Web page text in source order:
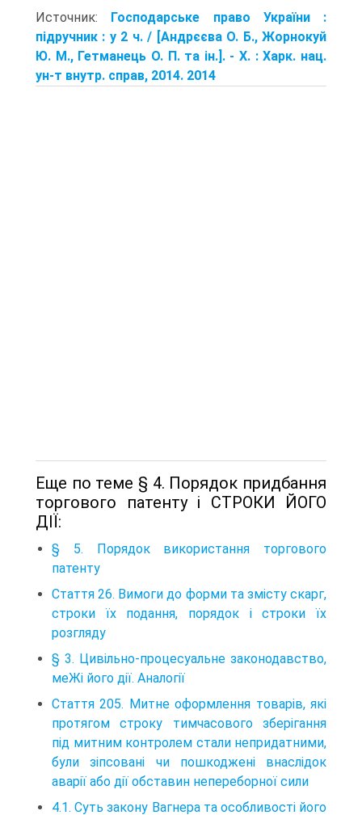
Источник: Господарське право України :
підручник : у 2 ч. / [Андрєєва О. Б., Жорнокуй
Ю. М., Гетманець О. П. та ін.]. - Х. : Харк. нац.
ун-т внутр. справ, 2014. 2014
Еще по теме § 4. Порядок придбання
торгового патенту і СТРОКИ ЙОГО
ДІЇ:
§ 5. Порядок використання торгового
патенту
Стаття 26. Вимоги до форми та змісту скарг,
строки їх подання, порядок і строки їх
розгляду
§ 3. Цивільно-процесуальне законодавство,
меЖі його дії. Аналогії
Стаття 205. Митне оформлення товарів, які
протягом строку тимчасового зберігання
під митним контролем стали непридатними,
були зіпсовані чи пошкоджені внаслідок
аварії або дії обставин непереборної сили
4.1. Суть закону Вагнера та особливості його